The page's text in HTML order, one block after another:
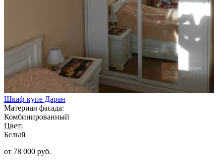
Шкаф-купе Даран
Материал фасада:
Комбинированный
Цвет:
Белый
от 78 000 руб.